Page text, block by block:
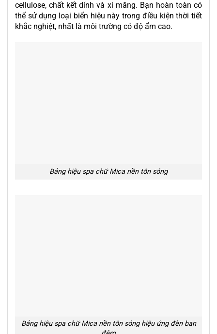
cellulose, chất kết dính và xi măng. Bạn hoàn toàn có
thể sử dụng loại biển hiệu này trong điều kiện thời tiết
khắc nghiệt, nhất là môi trường có độ ẩm cao.
Bảng hiệu spa chữ Mica nền tôn sóng
Bảng hiệu spa chữ Mica nền tôn sóng hiệu ứng đèn ban